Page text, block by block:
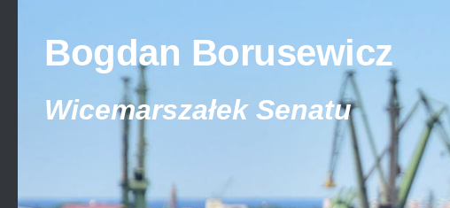
Bogdan Borusewicz
Wicemarszałek Senatu